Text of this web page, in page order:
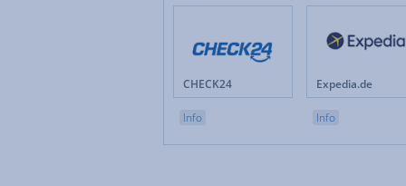
CHECK24
Info
Expedia.de
Info